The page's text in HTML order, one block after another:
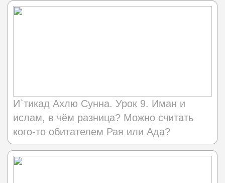
И`тикад Ахлю Сунна. Урок 9. Иман и
ислам, в чём разница? Можно считать
кого-то обитателем Рая или Ада?